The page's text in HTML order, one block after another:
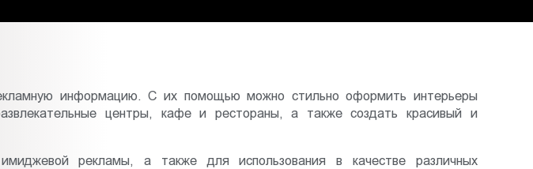
информацию. С их помощью можно стильно оформить интерьеры
центры, кафе и рестораны, а также создать красивый и
рекламы, а также для использования в качестве различных